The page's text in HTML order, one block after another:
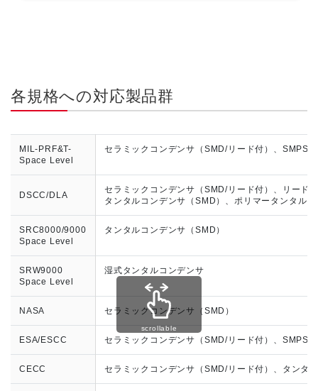
各規格への対応製品群
MIL-PRF&T-
Space Level
セラミックコンデンサ（SMD/リード付）、SMPS
DSCC/DLA
セラミックコンデンサ（SMD/リード付）、リード
タンタルコンデンサ（SMD）、ポリマータンタル
SRC8000/9000
Space Level
タンタルコンデンサ（SMD）
SRW9000
Space Level
湿式タンタルコンデンサ
NASA セラミックコンデンサ（SMD）
ESA/ESCC セラミックコンデンサ（SMD/リード付）、SMPS
CECC セラミックコンデンサ（SMD/リード付）、タンタ
scrollable